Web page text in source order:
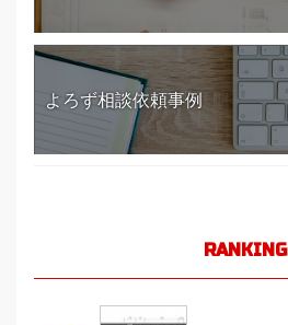
よろず相談依頼事例
RANKING